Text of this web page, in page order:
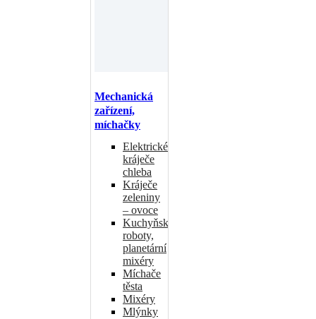
Mechanická
zařízení,
míchačky
Elektrické
kráječe
chleba
Kráječe
zeleniny
– ovoce
Kuchyňské
roboty,
planetární
mixéry
Míchače
těsta
Mixéry
Mlýnky